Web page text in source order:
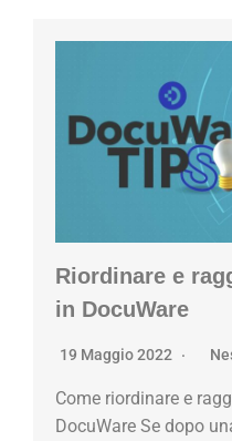
Riordinare e
in DocuWare
19 Maggio 2022
Come riordinare e
DocuWare Se dopo